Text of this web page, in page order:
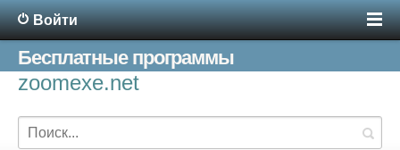
Войти
Бесплатные программы
zoomexe.net